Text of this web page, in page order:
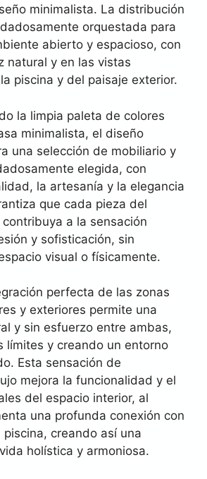
minimalista. La distribución
orquestada para
abierto y espacioso, con
natural y en las vistas
piscina y del paisaje exterior.
la limpia paleta de colores
minimalista, el diseño
una selección de mobiliario y
elegida, con
la artesanía y la elegancia
que cada pieza del
a la sensación
y sofisticación, sin
visual o físicamente.
perfecta de las zonas
y exteriores permite una
y sin esfuerzo entre ambas,
límites y creando un entorno
Esta sensación de
mejora la funcionalidad y el
del espacio interior, al
una profunda conexión con
creando así una
holística y armoniosa.